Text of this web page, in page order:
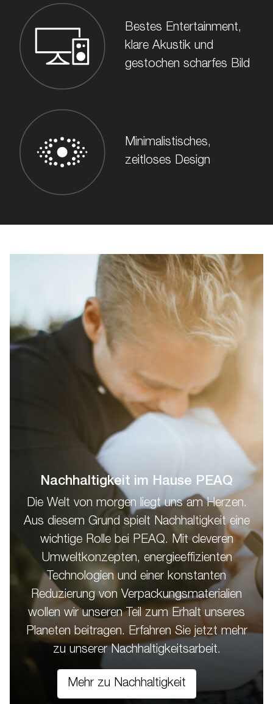
Bestes Entertainment,
klare Akustik und
gestochen scharfes Bild
Minimalistisches,
zeitloses Design
Nachhaltigkeit im Hause PEAQ
Die Welt von morgen liegt uns am Herzen.
Aus diesem Grund spielt Nachhaltigkeit eine
wichtige Rolle bei PEAQ. Mit cleveren
Umweltkonzepten, energieeffizienten
Technologien und einer konstanten
Reduzierung von Verpackungsmaterialien
wollen wir unseren Teil zum Erhalt unseres
Planeten beitragen. Erfahren Sie jetzt mehr
zu unserer Nachhaltigkeitsarbeit.
Mehr zu Nachhaltigkeit